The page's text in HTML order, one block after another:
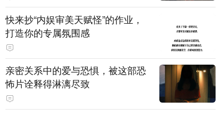
快来抄“内娱审美天赋怪”的作业，
打造你的专属氛围感
亲密关系中的爱与恐惧，被这部恐
怖片诠释得淋漓尽致